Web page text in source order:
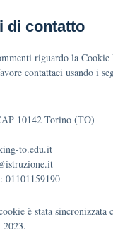
di contatto
riguardo la Cookie
contattaci usando i
10142 Torino (TO)
to.edu.it
01101159190
è stata sincronizzata